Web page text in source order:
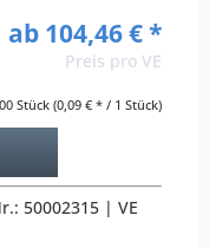
ab 104,46 € *
Preis pro VE
Stück(0,09 € * / 1 Stück)
50002315 | VE